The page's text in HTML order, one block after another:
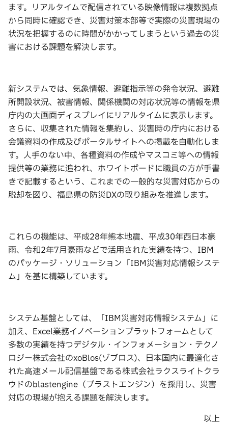
ます。リアルタイムで配信されている映像情報は複数拠点
から同時に確認でき、災害対策本部等で実際の災害現場の
状況を把握するのに時間がかかってしまうという過去の災
害における課題を解決します。
新システムでは、気象情報、避難指示等の発令状況、避難
所開設状況、被害情報、関係機関の対応状況等の情報を県
庁内の大画面ディスプレイにリアルタイムに表示します。
さらに、収集された情報を集約し、災害時の庁内における
会議資料の作成及びポータルサイトへの掲載を自動化しま
す。人手のない中、各種資料の作成やマスコミ等への情報
提供等の業務に追われ、ホワイトボードに職員の方が手書
きで記載するという、これまでの一般的な災害対応からの
脱却を図り、福島県の防災DXの取り組みを推進します。
これらの機能は、平成28年熊本地震、平成30年西日本豪
雨、令和2年7月豪雨などで活用された実績を持つ、IBM
のパッケージ・ソリューション「IBM災害対応情報システ
ム」を基に構築しています。
システム基盤としては、「IBM災害対応情報システム」に
加え、Excel業務イノベーションプラットフォームとして
多数の実績を持つデジタル・インフォメーション・テクノ
ロジー株式会社のxoBlos(ゾブロス)、日本国内に最適化さ
れた高速メール配信基盤である株式会社ラクスライトクラ
ウドのblastengine（ブラストエンジン）を採用し、災害
対応の現場が抱える課題を解決します。
以上